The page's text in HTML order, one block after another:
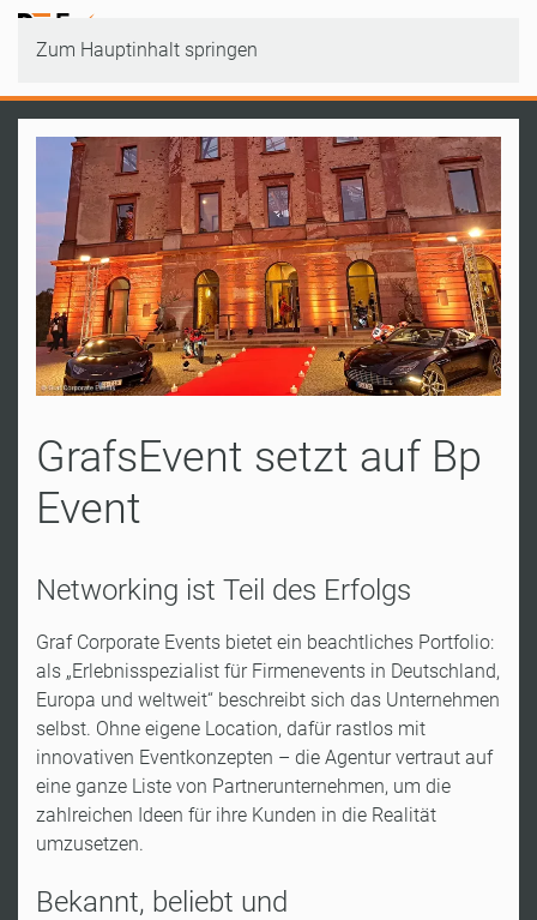
Zum Hauptinhalt springen
GrafsEvent setzt auf Bp
Event
Networking ist Teil des Erfolgs
Graf Corporate Events bietet ein beachtliches Portfolio:
als „Erlebnisspezialist für Firmenevents in Deutschland,
Europa und weltweit“ beschreibt sich das Unternehmen
selbst. Ohne eigene Location, dafür rastlos mit
innovativen Eventkonzepten – die Agentur vertraut auf
eine ganze Liste von Partnerunternehmen, um die
zahlreichen Ideen für ihre Kunden in die Realität
umzusetzen.
Bekannt, beliebt und